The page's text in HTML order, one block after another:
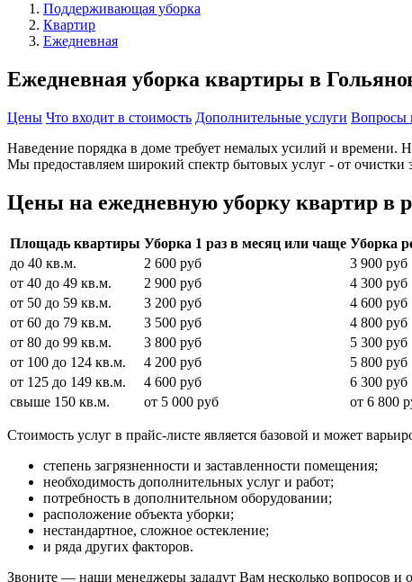
Поддерживающая уборка
Квартир
Ежедневная
Ежедневная уборка квартиры в
Цены Что входит в стоимость Дополнительные услуги Вопросы
Наведение порядка в доме требует немалых усилий и времени.
Мы предоставляем широкий спектр бытовых услуг - от очистки
Цены на ежедневную уборку квартир в
Площадь квартиры Уборка 1 раз в месяц или чаще Уборка
до 40 кв.м.
2 600 руб
3 900 руб
от 40 до 49 кв.м.
2 900 руб
4 300 руб
от 50 до 59 кв.м.
3 200 руб
4 600 руб
от 60 до 79 кв.м.
3 500 руб
4 800 руб
от 80 до 99 кв.м.
3 800 руб
5 300 руб
от 100 до 124 кв.м.
4 200 руб
5 800 руб
от 125 до 149 кв.м.
4 600 руб
6 300 руб
свыше 150 кв.м.
от 5 000 руб от 6 800
Стоимость услуг в прайс-листе является базовой и может
степень загрязненности и заставленности помещения;
необходимость дополнительных услуг и работ;
потребность в дополнительном оборудовании;
расположение объекта уборки;
нестандартное, сложное остекление;
и ряда других факторов.
Звоните — наши менеджеры зададут Вам несколько вопросов и